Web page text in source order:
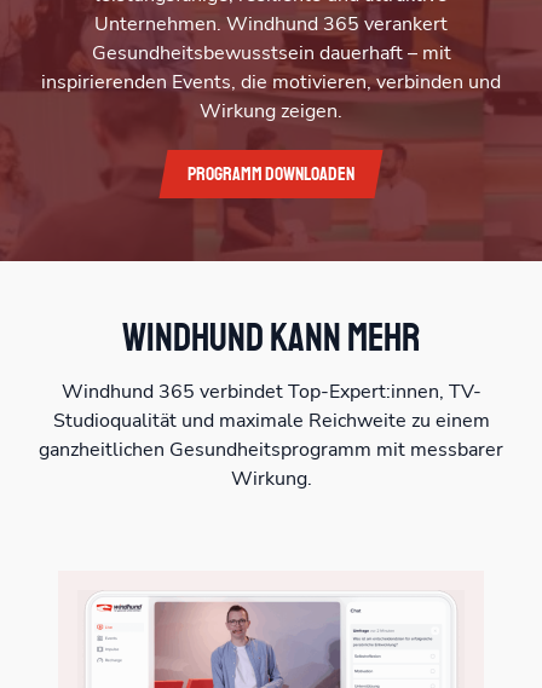
Unternehmen. Windhund 365 verankert
Gesundheitsbewusstsein dauerhaft – mit
inspirierenden Events, die motivieren, verbinden und
Wirkung zeigen.
Programm downloaden
Windhund kann mehr
Windhund 365 verbindet Top-Expert:innen, TV-
Studioqualität und maximale Reichweite zu einem
ganzheitlichen Gesundheitsprogramm mit messbarer
Wirkung.